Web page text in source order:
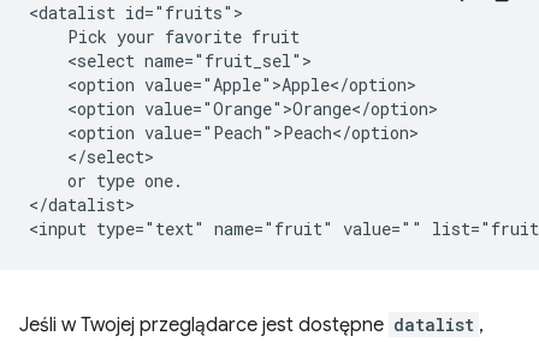
<datalist id="fruits">
    Pick your favorite fruit
    <select name="fruit_sel">
    <option value="Apple">Apple</option>
    <option value="Orange">Orange</option>
    <option value="Peach">Peach</option>
    </select>
    or type one.
</datalist>
Jeśli w Twojej przeglądarce jest dostępne datalist ,